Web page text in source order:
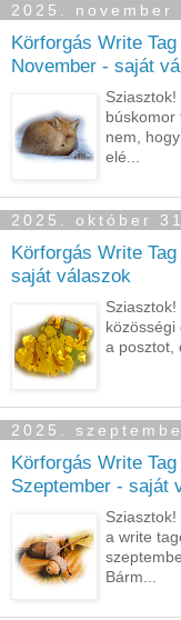
2025.
Körforgás Write Tag
November - saját
búskomor
nem,
elé...
2025. október
Körforgás Write
saját válaszok
a posztot,
2025.
Körforgás Write Tag
Szeptember - saját
a write
Bárm...